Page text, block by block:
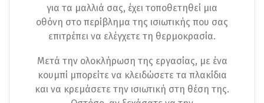
για τα μαλλιά σας, έχει τοποθετηθεί μια
οθόνη στο περίβλημα της ισιωτικής που σας
επιτρέπει να ελέγχετε τη θερμοκρασία.
Μετά την ολοκλήρωση της εργασίας, με ένα
κουμπί μπορείτε να κλειδώσετε τα πλακίδια
και να κρεμάσετε την ισιωτική στη θέση της.